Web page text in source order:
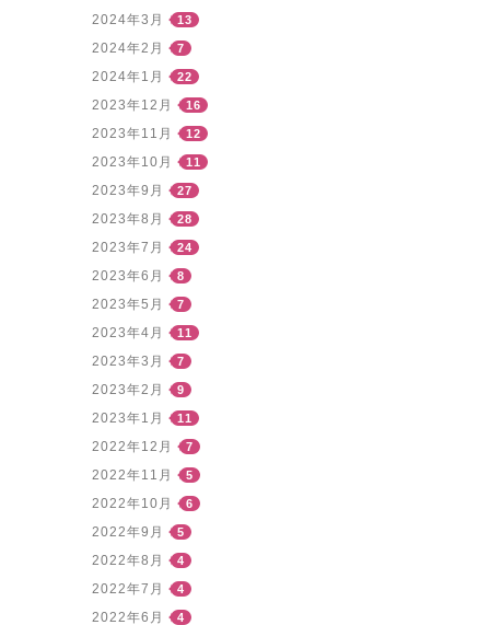
2024年3月 13
2024年2月 7
2024年1月 22
2023年12月 16
2023年11月 12
2023年10月 11
2023年9月 27
2023年8月 28
2023年7月 24
2023年6月 8
2023年5月 7
2023年4月 11
2023年3月 7
2023年2月 9
2023年1月 11
2022年12月 7
2022年11月 5
2022年10月 6
2022年9月 5
2022年8月 4
2022年7月 4
2022年6月 4